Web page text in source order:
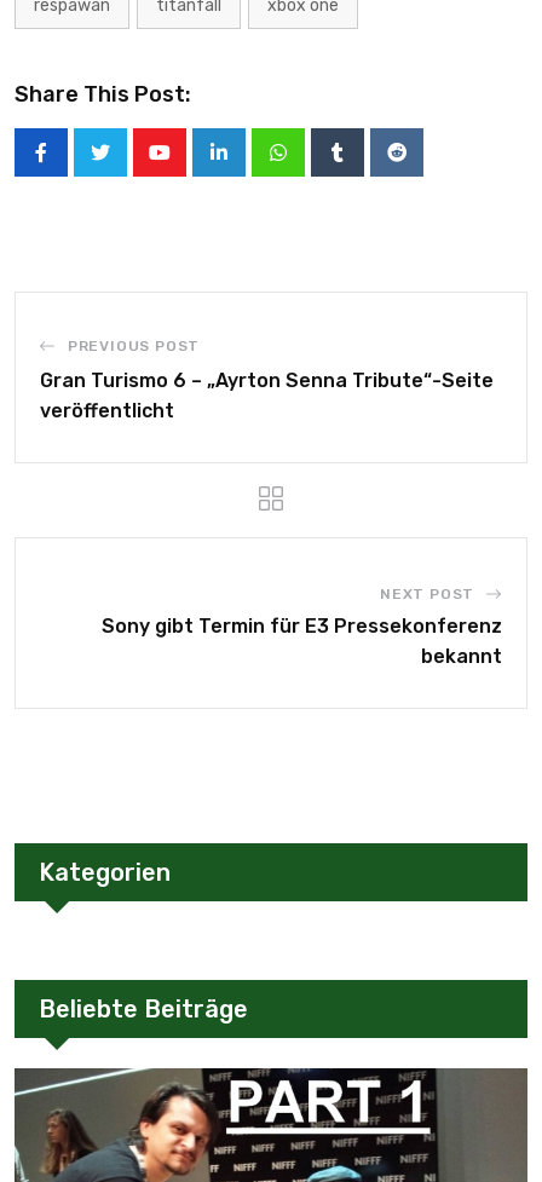
respawan titanfall xbox one
Share This Post:
PREVIOUS POST
Gran Turismo 6 – „Ayrton Senna Tribute“-Seite
veröffentlicht
NEXT POST
Sony gibt Termin für E3 Pressekonferenz
bekannt
Kategorien
Beliebte Beiträge